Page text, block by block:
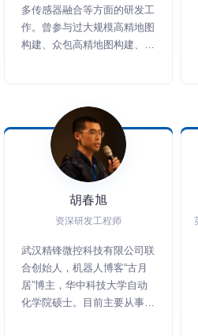
多传感器融合等方面的研发工
作。曾参与过大规模高精地图
构建、众包高精地图构建、
光SLAM理论与实践》、《无
人驾驶技术线下实战特训营》
等核心课程的开发。
胡春旭
资深研发工程师
武汉精锋微控科技有限公司联
合创始人，机器人博客“古月
居”博主，华中科技大学自动
化学院硕士。目前主要从事机